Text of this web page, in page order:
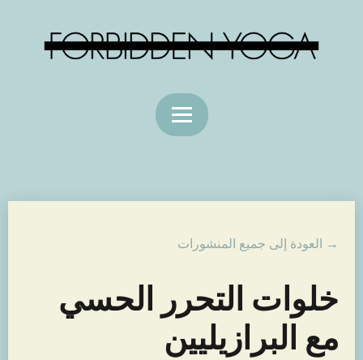
→ العودة إلى جميع المنشورات
خلوات التحرر الحسي
مع البرازيليين